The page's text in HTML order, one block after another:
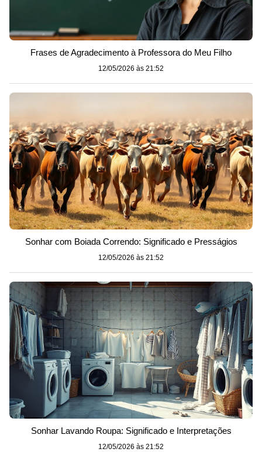
Frases de Agradecimento à Professora do Meu Filho
12/05/2026 às 21:52
Sonhar com Boiada Correndo: Significado e Presságios
12/05/2026 às 21:52
Sonhar Lavando Roupa: Significado e Interpretações
12/05/2026 às 21:52